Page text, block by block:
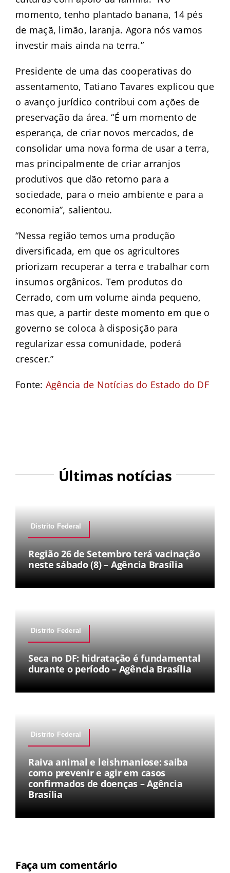
momento, tenho plantado banana, 14 pés
de maçã, limão, laranja. Agora nós vamos
investir mais ainda na terra.”
Presidente de uma das cooperativas do
assentamento, Tatiano Tavares explicou que
o avanço jurídico contribui com ações de
preservação da área. “É um momento de
esperança, de criar novos mercados, de
consolidar uma nova forma de usar a terra,
mas principalmente de criar arranjos
produtivos que dão retorno para a
sociedade, para o meio ambiente e para a
economia”, salientou.
“Nessa região temos uma produção
diversificada, em que os agricultores
priorizam recuperar a terra e trabalhar com
insumos orgânicos. Tem produtos do
Cerrado, com um volume ainda pequeno,
mas que, a partir deste momento em que o
governo se coloca à disposição para
regularizar essa comunidade, poderá
crescer.”
Fonte: Agência de Notícias do Estado do DF
Últimas notícias
Distrito Federal
Região 26 de Setembro terá vacinação
neste sábado (8) – Agência Brasília
Distrito Federal
Seca no DF: hidratação é fundamental
durante o período – Agência Brasília
Distrito Federal
Raiva animal e leishmaniose: saiba
como prevenir e agir em casos
confirmados de doenças – Agência
Brasília
Faça um comentário